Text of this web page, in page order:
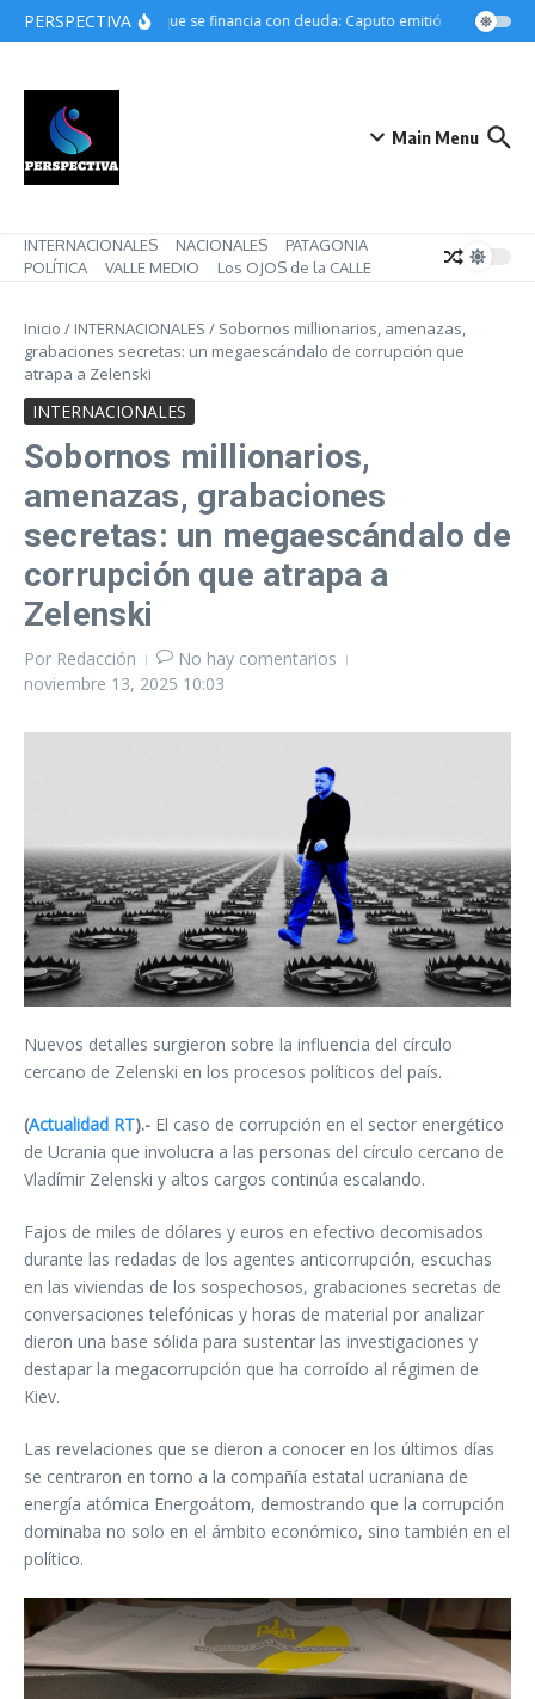
Saltar al contenido
PERSPECTIVAEl “éxito” que se financia con deuda: Caputo emitió un récord
Main Menu
INTERNACIONALES NACIONALES
PATAGONIA
POLÍTICA
VALLE MEDIO Los OJOS de la CALLE
Inicio / INTERNACIONALES / Sobornos millionarios, amenazas,
grabaciones secretas: un megaescándalo de corrupción que
atrapa a Zelenski
INTERNACIONALES
Sobornos millionarios,
amenazas, grabaciones
secretas: un megaescándalo de
corrupción que atrapa a
Zelenski
Por Redacción
No hay comentarios
noviembre 13, 2025 10:03
Nuevos detalles surgieron sobre la influencia del círculo
cercano de Zelenski en los procesos políticos del país.
(Actualidad RT).- El caso de corrupción en el sector energético
de Ucrania que involucra a las personas del círculo cercano de
Vladímir Zelenski y altos cargos continúa escalando.
Fajos de miles de dólares y euros en efectivo decomisados
durante las redadas de los agentes anticorrupción, escuchas
en las viviendas de los sospechosos, grabaciones secretas de
conversaciones telefónicas y horas de material por analizar
dieron una base sólida para sustentar las investigaciones y
destapar la megacorrupción que ha corroído al régimen de
Kiev.
Las revelaciones que se dieron a conocer en los últimos días
se centraron en torno a la compañía estatal ucraniana de
energía atómica Energoátom, demostrando que la corrupción
dominaba no solo en el ámbito económico, sino también en el
político.